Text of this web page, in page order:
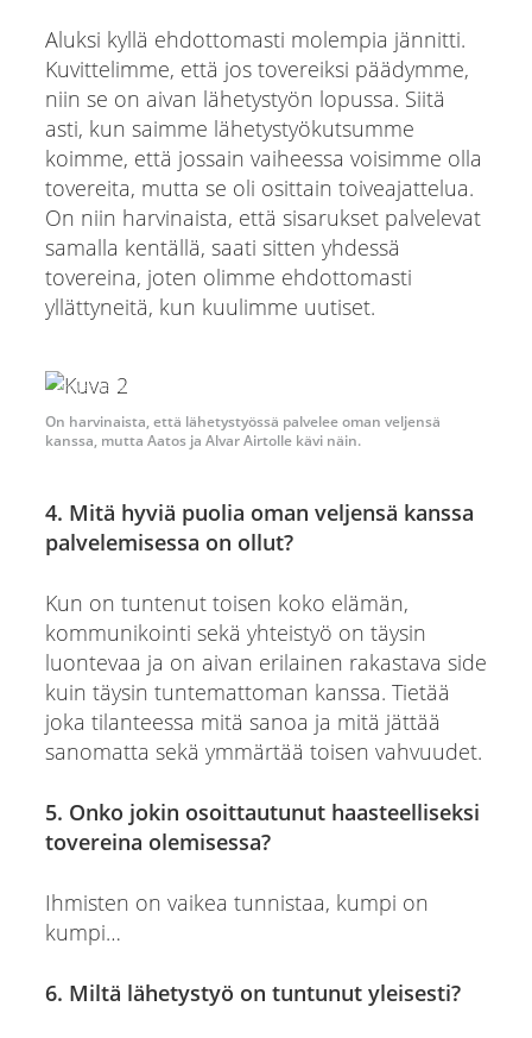
Aluksi kyllä ehdottomasti molempia jännitti.
Kuvittelimme, että jos tovereiksi päädymme,
niin se on aivan lähetystyön lopussa. Siitä
asti, kun saimme lähetystyökutsumme
koimme, että jossain vaiheessa voisimme olla
tovereita, mutta se oli osittain toiveajattelua.
On niin harvinaista, että sisarukset palvelevat
samalla kentällä, saati sitten yhdessä
tovereina, joten olimme ehdottomasti
yllättyneitä, kun kuulimme uutiset.
Airtojen kotiarkisto
On harvinaista, että lähetystyössä palvelee oman veljensä
kanssa, mutta Aatos ja Alvar Airtolle kävi näin.
4. Mitä hyviä puolia oman veljensä kanssa
palvelemisessa on ollut?
Kun on tuntenut toisen koko elämän,
kommunikointi sekä yhteistyö on täysin
luontevaa ja on aivan erilainen rakastava side
kuin täysin tuntemattoman kanssa. Tietää
joka tilanteessa mitä sanoa ja mitä jättää
sanomatta sekä ymmärtää toisen vahvuudet.
5. Onko jokin osoittautunut haasteelliseksi
tovereina olemisessa?
Ihmisten on vaikea tunnistaa, kumpi on
kumpi…
6. Miltä lähetystyö on tuntunut yleisesti?